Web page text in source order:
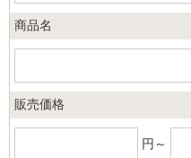
商品名
販売価格
円～